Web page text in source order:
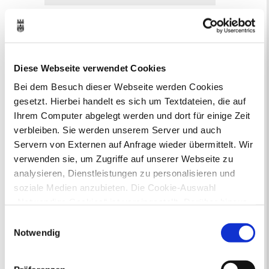
Diese Webseite verwendet Cookies
Bei dem Besuch dieser Webseite werden Cookies
gesetzt. Hierbei handelt es sich um Textdateien, die auf
Ihrem Computer abgelegt werden und dort für einige Zeit
verbleiben. Sie werden unserem Server und auch
Servern von Externen auf Anfrage wieder übermittelt. Wir
verwenden sie, um Zugriffe auf unserer Webseite zu
analysieren, Dienstleistungen zu personalisieren und
soziale Medien anzubieten. Die Cookie-Auswahl
Drittländern (USA) mit unzureichendem
Datenschutzniveau verarbeiten. Es besteht die Gefahr,
dass diese zu Kontroll- und Überwachungszwecken von
Notwendig
Mo
Di Mi Do Fr Sa
10
11 12 13 14 15
16
17
18 19 20 21 22
23
Veranstaltungskategorie
Zur Veranstaltungssuche
Bitte Überschrift für Infobox eingeben